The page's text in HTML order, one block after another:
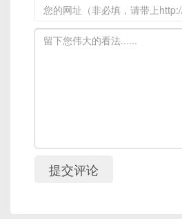
提交评论